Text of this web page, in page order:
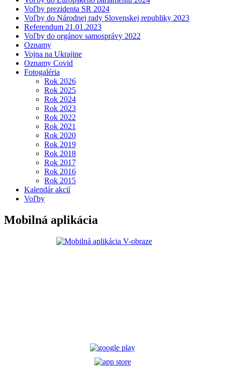
Voľby prezidenta SR 2024
Voľby do Národnej rady Slovenskej republiky 2023
Referendum 21.01.2023
Voľby do orgánov samosprávy 2022
Oznamy
Vojna na Ukrajine
Oznamy Covid
Fotogaléria
Rok 2026
Rok 2025
Rok 2024
Rok 2023
Rok 2022
Rok 2021
Rok 2020
Rok 2019
Rok 2018
Rok 2017
Rok 2016
Rok 2015
Kalendár akcií
Voľby
Mobilná aplikácia